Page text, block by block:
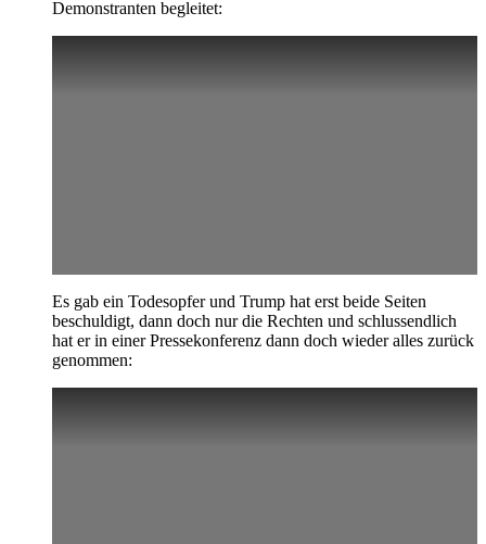
Demonstranten begleitet:
Es gab ein Todesopfer und Trump hat erst beide Seiten
beschuldigt, dann doch nur die Rechten und schlussendlich
hat er in einer Pressekonferenz dann doch wieder alles zurück
genommen: